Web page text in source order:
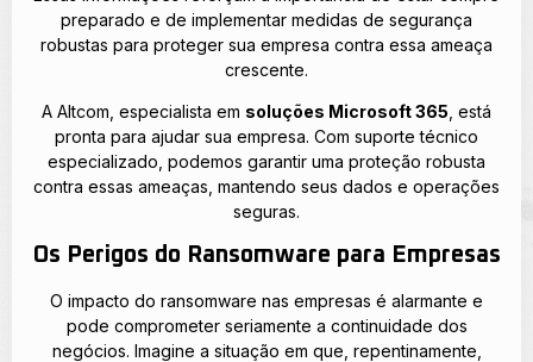
preparado e de implementar medidas de segurança
robustas para proteger sua empresa contra essa ameaça
crescente.
A Altcom, especialista em soluções Microsoft 365 , está
pronta para ajudar sua empresa. Com suporte técnico
especializado, podemos garantir uma proteção robusta
contra essas ameaças, mantendo seus dados e operações
seguras.
Os Perigos do Ransomware para Empresas
O impacto do ransomware nas empresas é alarmante e
pode comprometer seriamente a continuidade dos
negócios. Imagine a situação em que, repentinamente,